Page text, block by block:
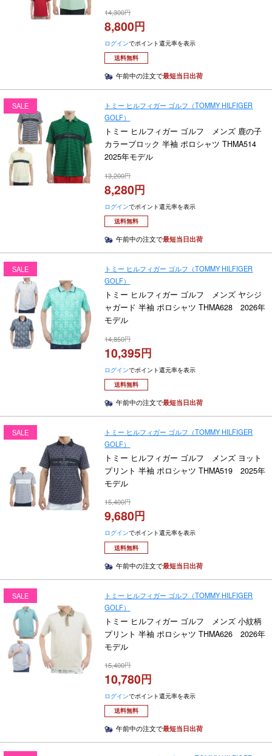
14,300
8,800
ログインでポイント還元率を表示
送料無料
午前中の注文で最短当日出荷
SALE
トミー ヒルフィガー ゴルフ（TOMMY HILFIGER
GOLF）
トミー ヒルフィガー ゴルフ メンズ 鹿の子
カラーブロック 半袖 ポロシャツ THMA514
2025年モデル
13,200
8,280
ログインでポイント還元率を表示
送料無料
午前中の注文で最短当日出荷
SALE
トミー ヒルフィガー ゴルフ（TOMMY HILFIGER
GOLF）
トミー ヒルフィガー ゴルフ メンズ ヤシジ
ャガード 半袖 ポロシャツ THMA628 2026年
モデル
14,850
10,395
ログインでポイント還元率を表示
送料無料
午前中の注文で最短当日出荷
SALE
トミー ヒルフィガー ゴルフ（TOMMY HILFIGER
GOLF）
トミー ヒルフィガー ゴルフ メンズ ヨット
プリント 半袖 ポロシャツ THMA519 2025年
モデル
15,400
9,680
ログインでポイント還元率を表示
送料無料
午前中の注文で最短当日出荷
SALE
トミー ヒルフィガー ゴルフ（TOMMY HILFIGER
GOLF）
トミー ヒルフィガー ゴルフ メンズ 小紋柄
プリント 半袖 ポロシャツ THMA626 2026年
モデル
15,400
10,780
ログインでポイント還元率を表示
送料無料
午前中の注文で最短当日出荷